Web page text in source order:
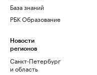
База знаний
РБК Образование
Новости
регионов
Санкт-Петербург
и область